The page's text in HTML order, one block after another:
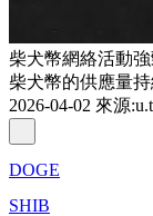
柴犬幣網絡活動
柴犬幣的供應量
2026-04-02 來源:
DOGE
SHIB